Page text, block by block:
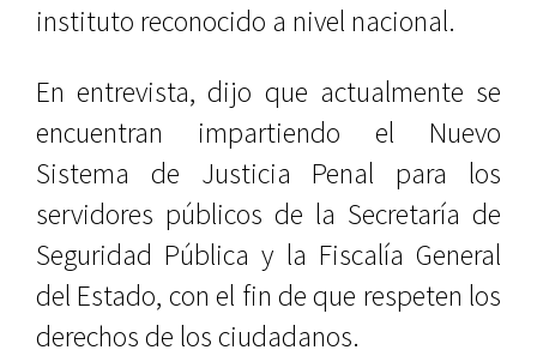
instituto reconocido a nivel nacional.
En entrevista, dijo que actualmente se
encuentran impartiendo el Nuevo
Sistema de Justicia Penal para los
servidores públicos de la Secretaría de
Seguridad Pública y la Fiscalía General
del Estado, con el fin de que respeten los
derechos de los ciudadanos.